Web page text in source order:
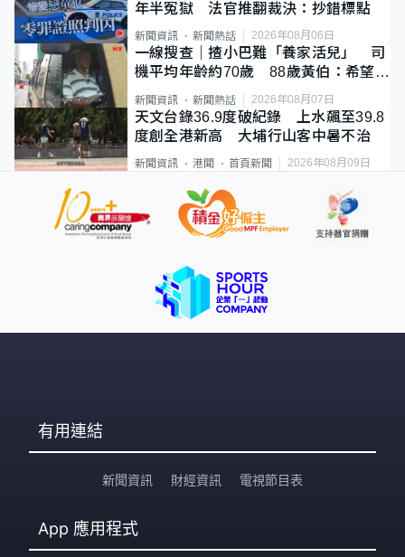
年半冤獄 法官推翻裁決：抄錯標點
新聞資訊 新聞熱話 2026年08月06日
一線搜查｜揸小巴難「養家活兒」 司
機平均年齡約70歲 88歲黃伯：希望一
直揸落去
新聞資訊 新聞熱話 2026年08月07日
天文台錄36.9度破紀錄 上水飆至39.8
度創全港新高 大埔行山客中暑不治
新聞資訊 港聞 首頁新聞 2026年08月09日
有用連結
新聞資訊 財經資訊 電視節目表
App 應用程式